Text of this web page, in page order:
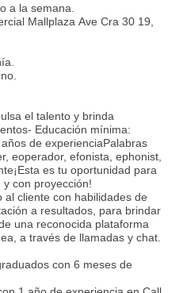
a la semana.
Mallplaza Ave Cra 30 19,
el talento y brinda
Educación mínima:
de experienciaPalabras
eoperador, efonista, ephonist,
es tu oportunidad para
con proyección!
al cliente con habilidades de
a resultados, para brindar
una reconocida plataforma
a través de llamadas y chat.
con 6 meses de